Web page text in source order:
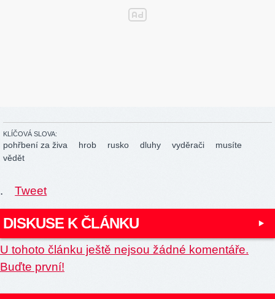
KLÍČOVÁ SLOVA:
pohřbení za živa hrob rusko dluhy vyděrači
musíte
vědět
. Tweet
DISKUSE K ČLÁNKU
U tohoto článku ještě nejsou žádné komentáře.
Buďte první!